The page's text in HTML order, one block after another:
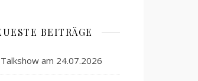
BEITRÄGE
Talkshow am 24.07.2026